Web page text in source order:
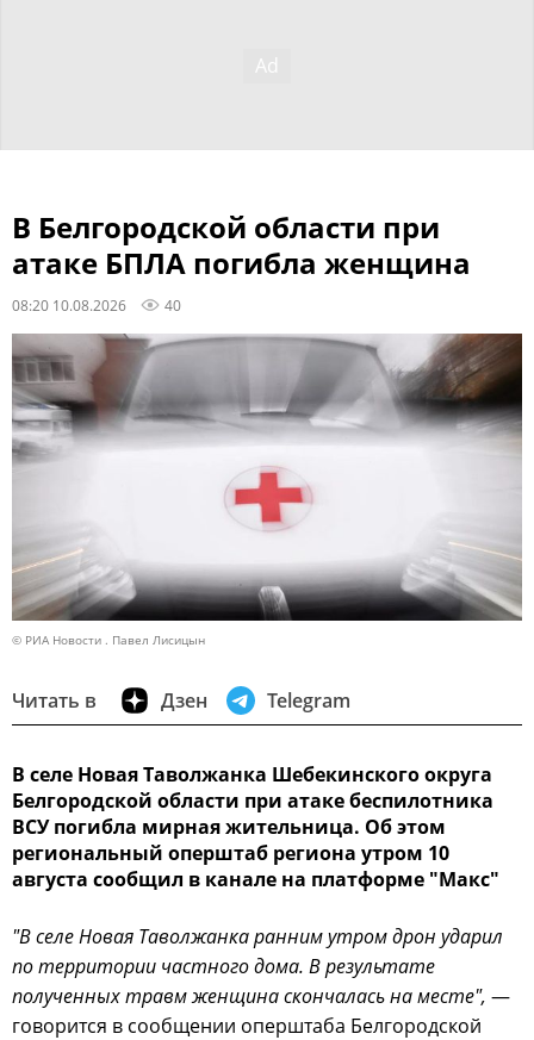
В Белгородской области при
атаке БПЛА погибла женщина
08:20 10.08.2026 40
© РИА Новости . Павел Лисицын
Читать в Дзен Telegram
В селе Новая Таволжанка Шебекинского округа
Белгородской области при атаке беспилотника
ВСУ погибла мирная жительница. Об этом
региональный оперштаб региона утром 10
августа сообщил в канале на платформе "Макс"
"В селе Новая Таволжанка ранним утром дрон ударил
по территории частного дома. В результате
полученных травм женщина скончалась на месте", —
говорится в сообщении оперштаба Белгородской